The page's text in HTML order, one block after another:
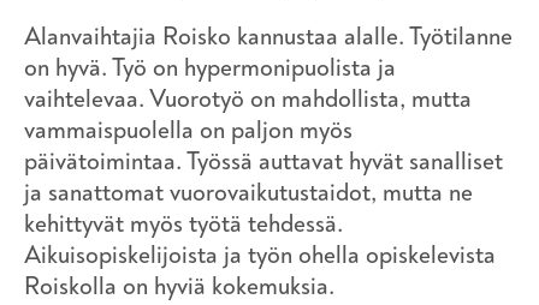
Alanvaihtajia Roisko kannustaa alalle. Työtilanne
on hyvä. Työ on hypermonipuolista ja
vaihtelevaa. Vuorotyö on mahdollista, mutta
vammaispuolella on paljon myös
päivätoimintaa. Työssä auttavat hyvät sanalliset
ja sanattomat vuorovaikutustaidot, mutta ne
kehittyvät myös työtä tehdessä.
Aikuisopiskelijoista ja työn ohella opiskelevista
Roiskolla on hyviä kokemuksia.